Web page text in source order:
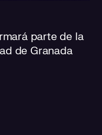
parte de la
de Granada